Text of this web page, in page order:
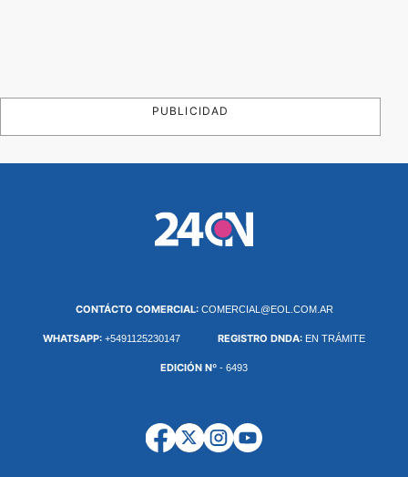
PUBLICIDAD
CONTÁCTO COMERCIAL: COMERCIAL@EOL.COM.AR
WHATSAPP: +5491125230147 REGISTRO DNDA: EN TRÁMITE
EDICIÓN Nº - 6493